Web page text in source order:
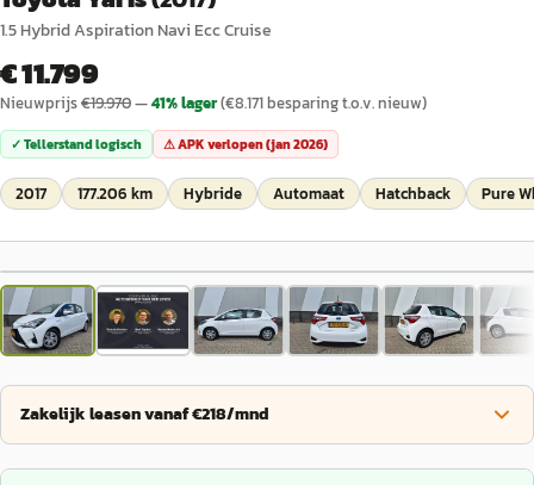
1.5 Hybrid Aspiration Navi Ecc Cruise
€ 11.799
Nieuwprijs€19.970—41% lager(€8.171besparing t.o.v. nieuw)
✓ Tellerstand logisch ⚠ APK verlopen (jan 2026)
2017 177.206 km Hybride Automaat Hatchback Pure
1/31
Zakelijk leasen vanaf €218/mnd